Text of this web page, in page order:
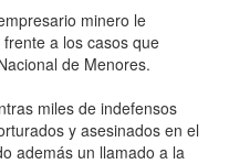
minero le
a los casos que
de Menores.
miles de indefensos
y asesinados en el
además un llamado a la